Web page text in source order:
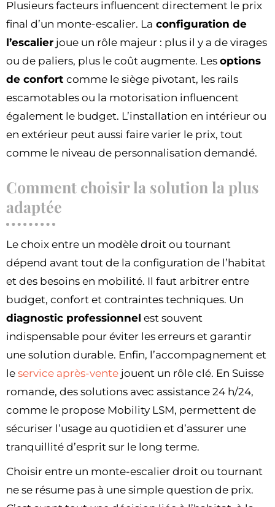
Plusieurs facteurs influencent directement le prix
final d’un monte-escalier. La configuration de
l’escalier joue un rôle majeur : plus il y a de virages
ou de paliers, plus le coût augmente. Les options
de confort comme le siège pivotant, les rails
escamotables ou la motorisation influencent
également le budget. L’installation en intérieur ou
en extérieur peut aussi faire varier le prix, tout
comme le niveau de personnalisation demandé.
Comment choisir la solution la plus
adaptée
Le choix entre un modèle droit ou tournant
dépend avant tout de la configuration de l’habitat
et des besoins en mobilité. Il faut arbitrer entre
budget, confort et contraintes techniques. Un
diagnostic professionnel est souvent
indispensable pour éviter les erreurs et garantir
une solution durable. Enfin, l’accompagnement et
le service après-vente jouent un rôle clé. En Suisse
romande, des solutions avec assistance 24 h/24,
comme le propose Mobility LSM, permettent de
sécuriser l’usage au quotidien et d’assurer une
tranquillité d’esprit sur le long terme.
Choisir entre un monte-escalier droit ou tournant
ne se résume pas à une simple question de prix.